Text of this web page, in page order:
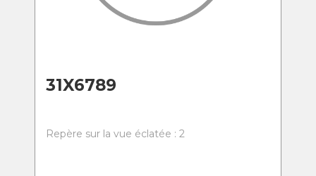
31X6789
Repère sur la vue éclatée : 2